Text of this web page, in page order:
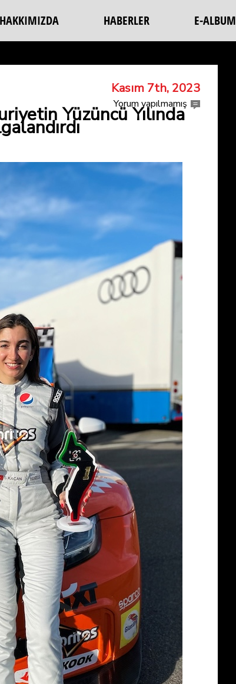
HAKKIMIZDA HABERLER E-ALBUM
Kasım 7th, 2023
Yorum yapılmamış
Yüzüncü Yılında